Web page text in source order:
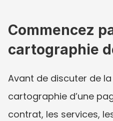
Commencez
cartographie
Avant de discuter de
cartographie d’une
contrat, les services,